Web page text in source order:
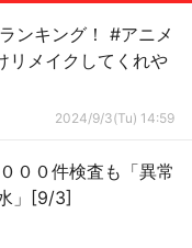
ンキング！ #アニメ
リメイクしてくれや
2024/9/3(Tu) 14:59
００件検査も「異常
」[9/3]